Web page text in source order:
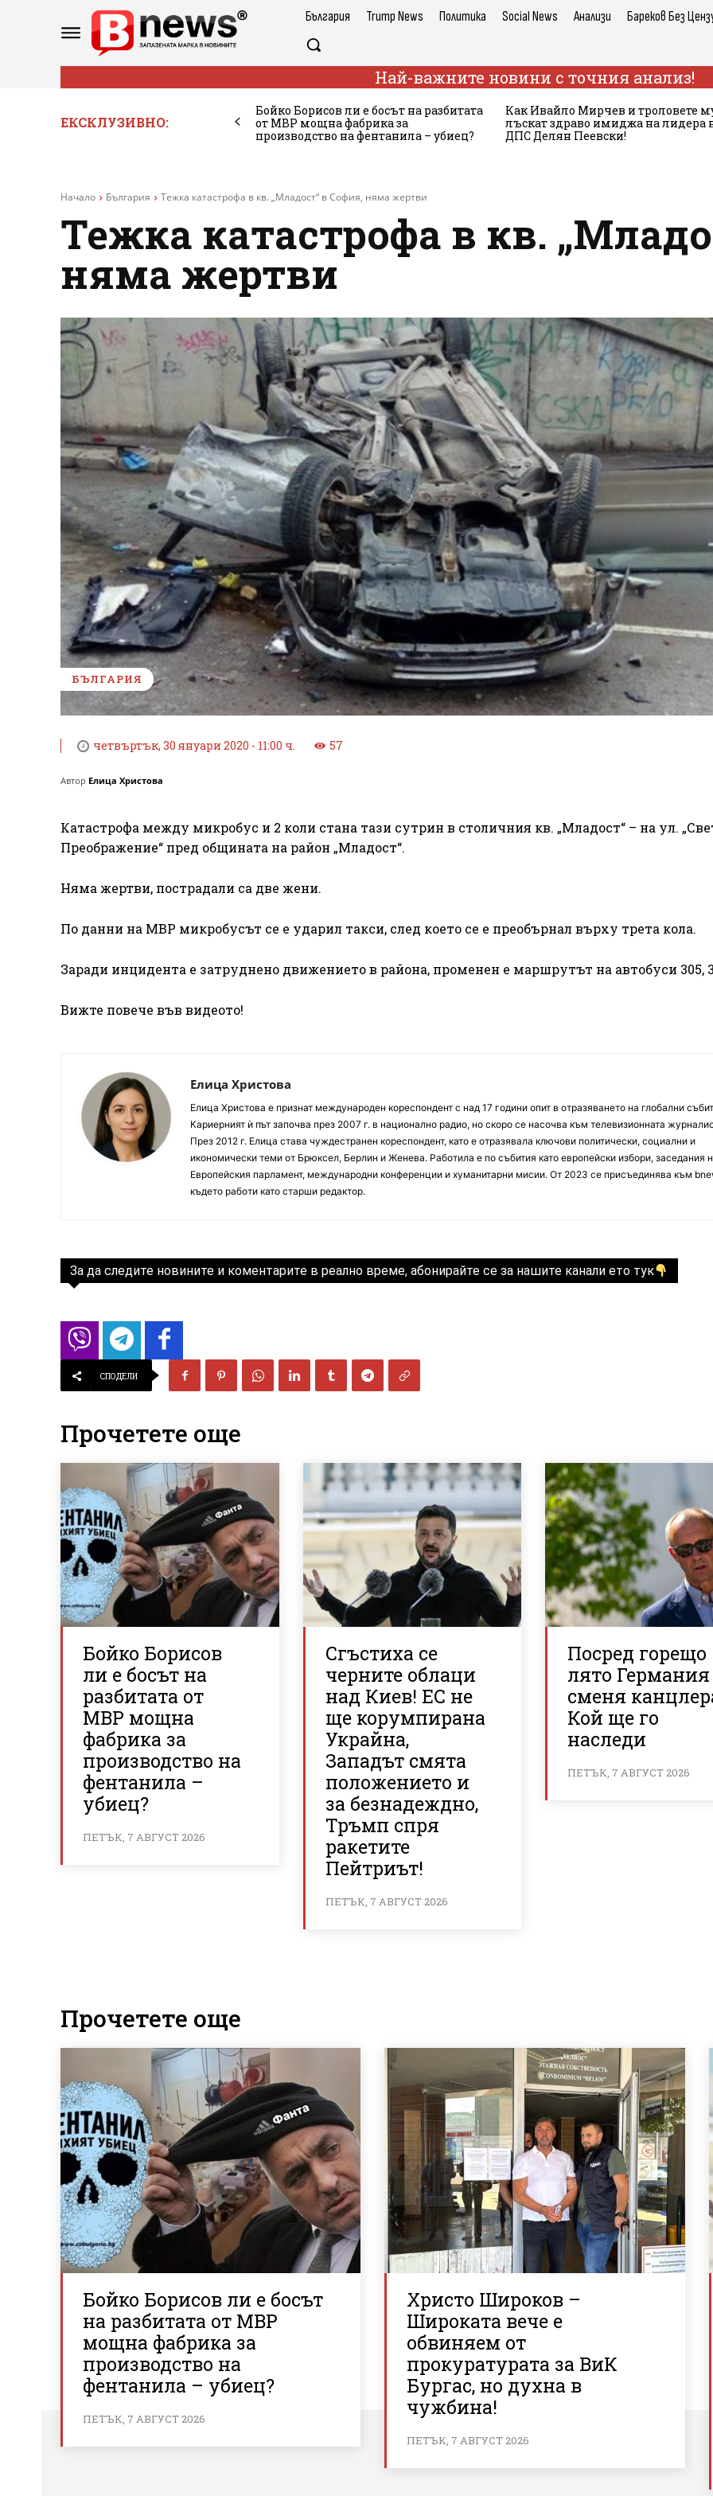
България Trump News Политика Social News Анализи Бареков Без
Най-важните новини с точния анализ!
ЕКСКЛУЗИВНО:
Бойко Борисов ли е босът на разбитата
от МВР мощна фабрика за
производство на фентанила – убиец?
Как Ивайло Мирчев и троловете
лъскат здраво имиджа на лидера
ДПС Делян Пеевски!
Начало България Тежка катастрофа в кв. „Младост“ в София, няма жертви
Тежка катастрофа в кв.
няма жертви
БЪЛГАРИЯ
четвъртък, 30 януари 2020 - 11:00 ч. 57
Автор Елица Христова
Катастрофа между микробус и 2 коли стана тази сутрин в столичния кв. „Младост“ – на ул.
Преображение“ пред общината на район „Младост“.
Няма жертви, пострадали са две жени.
По данни на МВР микробусът се е ударил такси, след което се е преобърнал върху трета кола.
Заради инцидента е затруднено движението в района, променен е маршрутът на автобуси 305,
Вижте повече във видеото!
Елица Христова
Елица Христова е признат международен кореспондент с над 17 години опит в отразяването на глобални
Кариерният ѝ път започва през 2007 г. в национално радио, но скоро се насочва към телевизионната
През 2012 г. Елица става чуждестранен кореспондент, като е отразявала ключови политически, социални и
икономически теми от Брюксел, Берлин и Женева. Работила е по събития като европейски избори, заседания
Европейския парламент, международни конференции и хуманитарни мисии. От 2023 се присъединява към
където работи като старши редактор.
За да следите новините и коментарите в реално време, абонирайте се за нашите канали ето тук
СПОДЕЛИ
Прочетете още
Бойко Борисов
ли е босът на
разбитата от
МВР мощна
фабрика за
производство на
фентанила –
убиец?
ПЕТЪК, 7 АВГУСТ 2026
Сгъстиха се
черните облаци
над Киев! ЕС не
ще корумпирана
Украйна,
Западът смята
положението и
за безнадеждно,
Тръмп спря
ракетите
Пейтриът!
ПЕТЪК, 7 АВГУСТ 2026
Посред горещо
лято Германия
сменя
Кой ще го
наследи
ПЕТЪК, 7 АВГУСТ 2026
Прочетете още
Бойко Борисов ли е босът
на разбитата от МВР
мощна фабрика за
производство на
фентанила – убиец?
ПЕТЪК, 7 АВГУСТ 2026
Христо Широков –
Широката вече е
обвиняем от
прокуратурата за ВиК
Бургас, но духна в
чужбина!
ПЕТЪК, 7 АВГУСТ 2026